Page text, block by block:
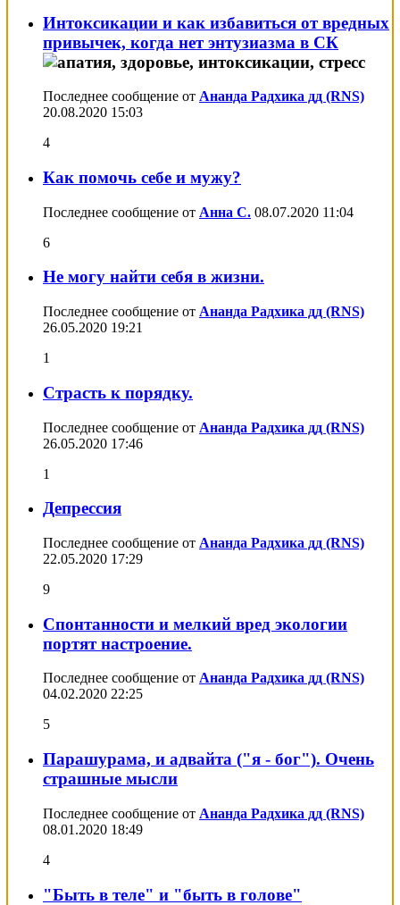
Интоксикации и как избавиться от вредных
привычек, когда нет энтузиазма в СК
Последнее сообщение от Ананда Радхика дд (RNS)
20.08.2020 15:03
4
Как помочь себе и мужу?
Последнее сообщение от Анна С. 08.07.2020 11:04
6
Не могу найти себя в жизни.
Последнее сообщение от Ананда Радхика дд (RNS)
26.05.2020 19:21
1
Страсть к порядку.
Последнее сообщение от Ананда Радхика дд (RNS)
26.05.2020 17:46
1
Депрессия
Последнее сообщение от Ананда Радхика дд (RNS)
22.05.2020 17:29
9
Спонтанности и мелкий вред экологии
портят настроение.
Последнее сообщение от Ананда Радхика дд (RNS)
04.02.2020 22:25
5
Парашурама, и адвайта ("я - бог"). Очень
страшные мысли
Последнее сообщение от Ананда Радхика дд (RNS)
08.01.2020 18:49
4
"Быть в теле" и "быть в голове"